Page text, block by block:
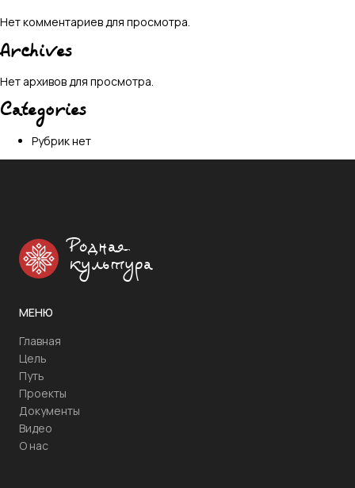
Нет комментариев для просмотра.
Archives
Нет архивов для просмотра.
Categories
Рубрик нет
Родная
культура
МЕНЮ
Главная
Цель
Путь
Проекты
Документы
Видео
О нас